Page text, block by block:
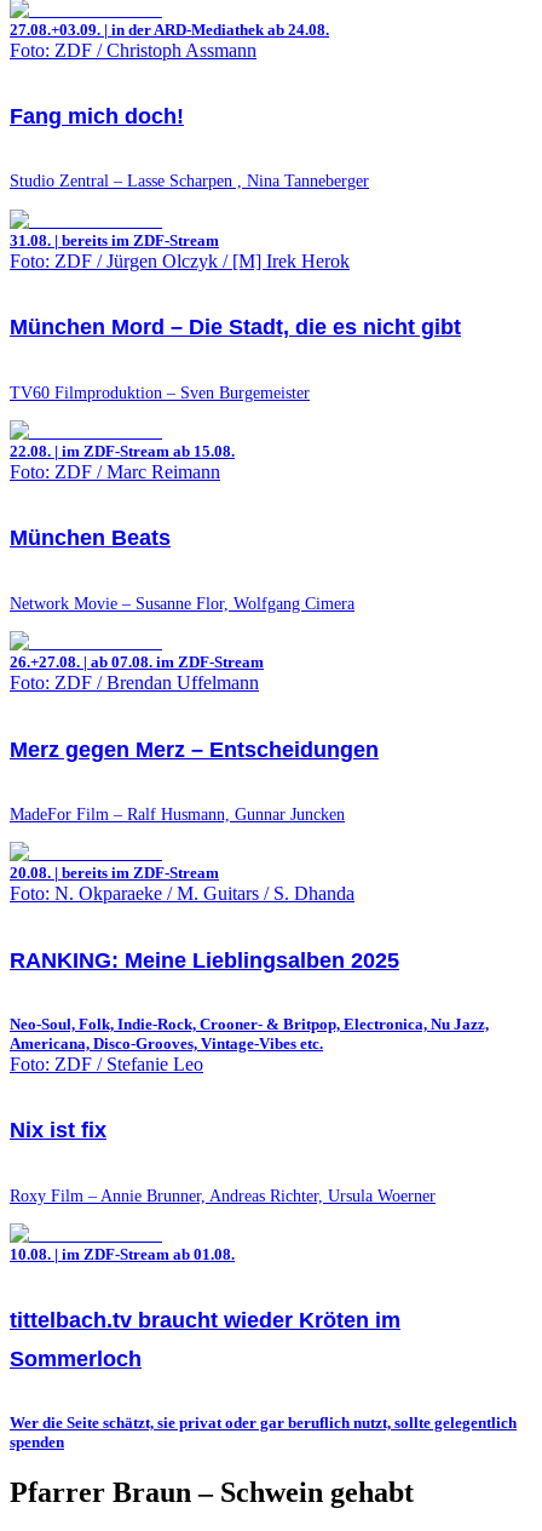
27.08.+03.09. | in der ARD-Mediathek ab 24.08.
Foto: ZDF / Christoph Assmann
Fang mich doch!
Studio Zentral – Lasse Scharpen , Nina Tanneberger
31.08. | bereits im ZDF-Stream
Foto: ZDF / Jürgen Olczyk / [M] Irek Herok
München Mord – Die Stadt, die es nicht gibt
TV60 Filmproduktion – Sven Burgemeister
22.08. | im ZDF-Stream ab 15.08.
Foto: ZDF / Marc Reimann
München Beats
Network Movie – Susanne Flor, Wolfgang Cimera
26.+27.08. | ab 07.08. im ZDF-Stream
Foto: ZDF / Brendan Uffelmann
Merz gegen Merz – Entscheidungen
MadeFor Film – Ralf Husmann, Gunnar Juncken
20.08. | bereits im ZDF-Stream
Foto: N. Okparaeke / M. Guitars / S. Dhanda
RANKING: Meine Lieblingsalben 2025
Neo-Soul, Folk, Indie-Rock, Crooner- & Britpop, Electronica, Nu Jazz,
Americana, Disco-Grooves, Vintage-Vibes etc.
Foto: ZDF / Stefanie Leo
Nix ist fix
Roxy Film – Annie Brunner, Andreas Richter, Ursula Woerner
10.08. | im ZDF-Stream ab 01.08.
tittelbach.tv braucht wieder Kröten im
Sommerloch
Wer die Seite schätzt, sie privat oder gar beruflich nutzt, sollte gelegentlich
spenden
Pfarrer Braun – Schwein gehabt